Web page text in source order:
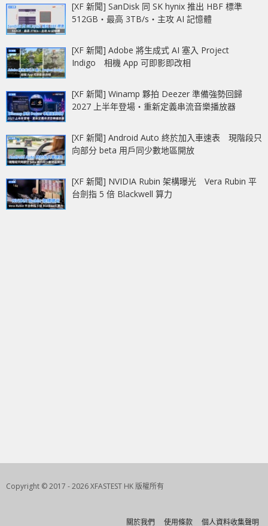
[XF 新聞] SanDisk 同 SK hynix 推出 HBF 標準
512GB‧最高 3TB/s‧主攻 AI 記憶體
[XF 新聞] Adobe 將生成式 AI 塞入 Project
Indigo 相機 App 可即影即改相
[XF 新聞] Winamp 夥拍 Deezer 準備強勢回歸
2027 上半年登場‧重新定義串流音樂播放器
[XF 新聞] Android Auto 終於加入車速表 現階段只
向部分 beta 用戶同少數地區開放
[XF 新聞] NVIDIA Rubin 架構曝光 Vera Rubin 平
台劍指 5 倍 Blackwell 算力
Copyright © 2017 - 2026 XFASTEST HK 版權所有
關於我們 使用條款 個人資料收集聲明